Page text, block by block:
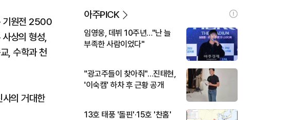
기원전 2500
상의 형성,
, 수학과 천
사의 거대한
아주PICK
임영웅, 데뷔 10주년…"난 늘
부족한 사람이었다"
"광고주들이 찾아줘"…진태현,
'이숙캠' 하차 후 근황 공개
13호 태풍 '돌핀'·15호 '찬홈'